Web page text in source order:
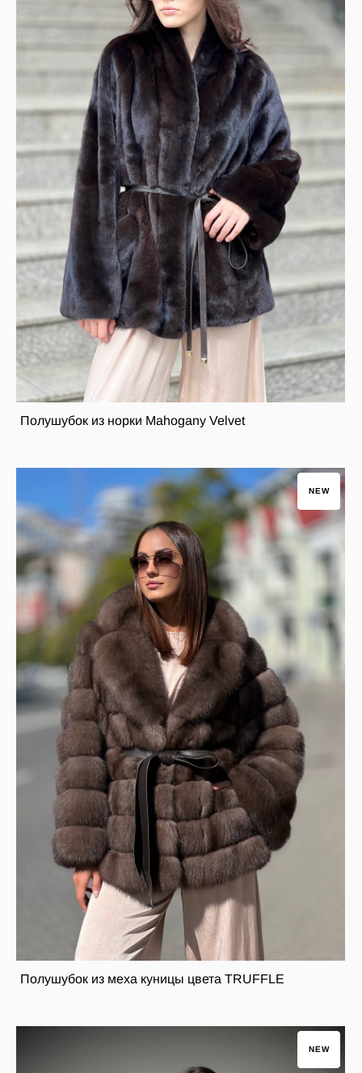
Полушубок из норки Mahogany Velvet
NEW
Полушубок из меха куницы цвета TRUFFLE
NEW